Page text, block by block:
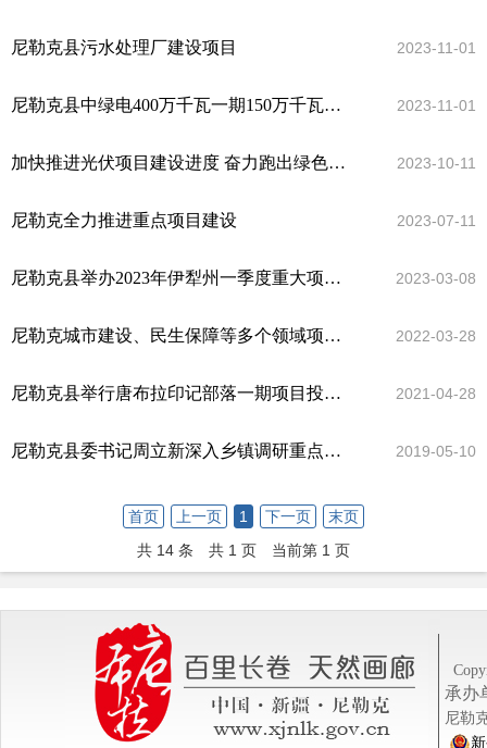
尼勒克县污水处理厂建设项目 2023-11-01
尼勒克县中绿电400万千瓦一期150万千瓦项目 2023-11-01
加快推进光伏项目建设进度 奋力跑出绿色能源发展“加速度 2023-10-11
尼勒克全力推进重点项目建设 2023-07-11
尼勒克县举办2023年伊犁州一季度重大项目集中开复工仪式 2023-03-08
尼勒克城市建设、民生保障等多个领域项目开工建设 2022-03-28
尼勒克县举行唐布拉印记部落一期项目投资合作签约仪式 2021-04-28
尼勒克县委书记周立新深入乡镇调研重点城建民生项目建设工作 2019-05-10
首页 上一页 1 下一页
末页
共 14 条
共 1 页 当前第 1 页
承办
尼勒